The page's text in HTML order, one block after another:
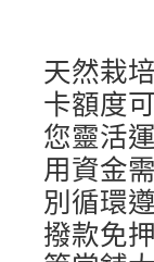
天然栽
卡額度
您靈活
用資金
別循環
撥款免